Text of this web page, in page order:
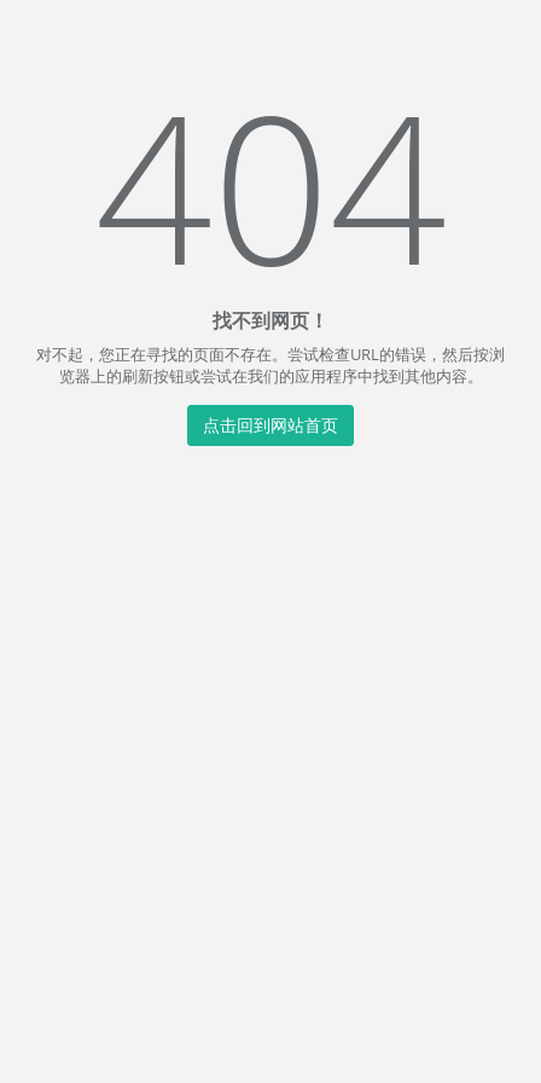
404
找不到网页！
对不起，您正在寻找的页面不存在。尝试检查URL的错误，然后按浏
览器上的刷新按钮或尝试在我们的应用程序中找到其他内容。
点击回到网站首页